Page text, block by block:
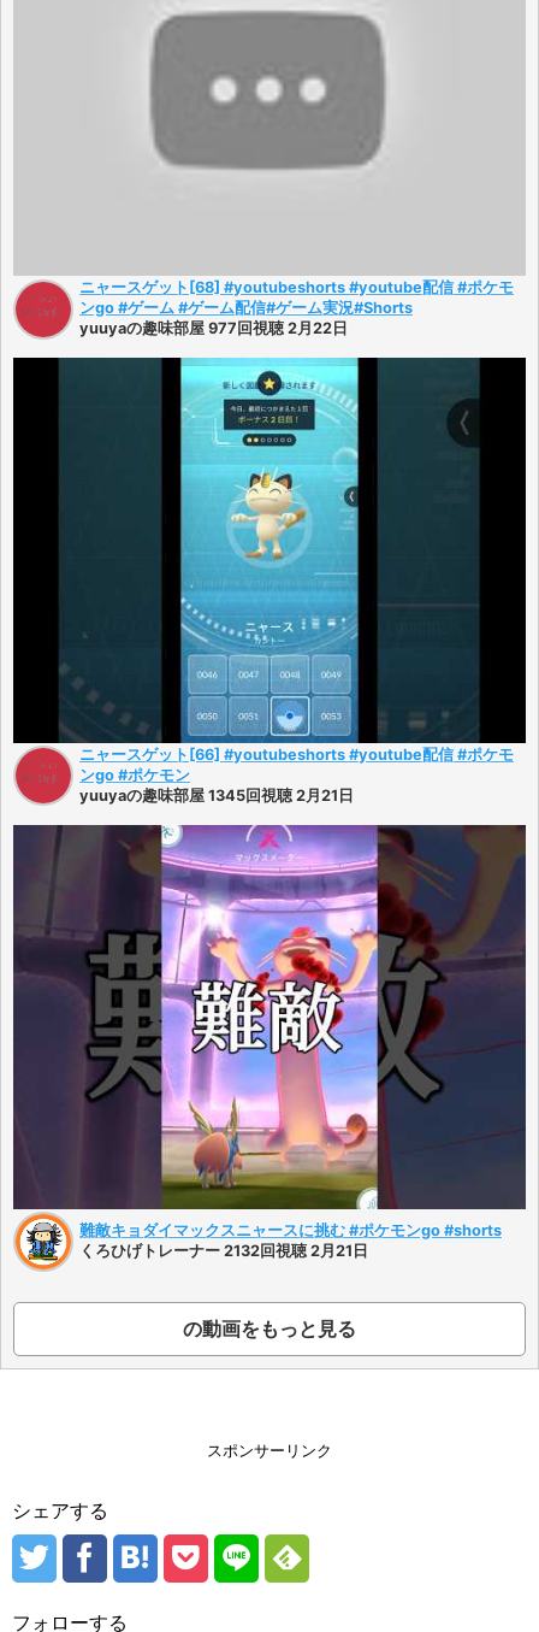
ニャースゲット[68] #youtubeshorts #youtube配信 #ポケモ
ンgo #ゲーム #ゲーム配信#ゲーム実況#Shorts
yuuyaの趣味部屋 977回視聴 2月22日
ニャースゲット[66] #youtubeshorts #youtube配信 #ポケモ
ンgo #ポケモン
yuuyaの趣味部屋 1345回視聴 2月21日
難敵キョダイマックスニャースに挑む #ポケモンgo #shorts
くろひげトレーナー 2132回視聴 2月21日
の動画をもっと見る
スポンサーリンク
シェアする
フォローする